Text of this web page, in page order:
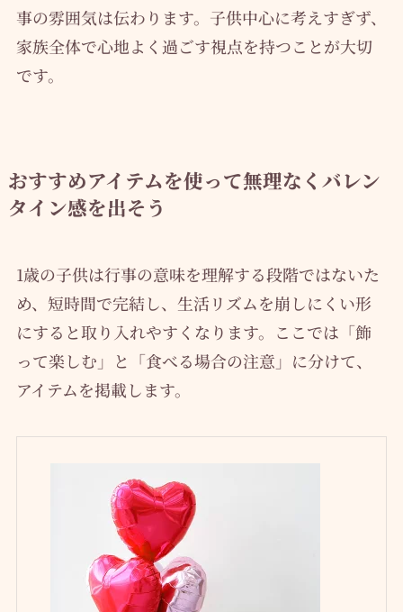
事の雰囲気は伝わります。子供中心に考えすぎず、
家族全体で心地よく過ごす視点を持つことが大切
です。
おすすめアイテムを使って無理なくバレン
タイン感を出そう
1歳の子供は行事の意味を理解する段階ではないた
め、短時間で完結し、生活リズムを崩しにくい形
にすると取り入れやすくなります。ここでは「飾
って楽しむ」と「食べる場合の注意」に分けて、
アイテムを掲載します。